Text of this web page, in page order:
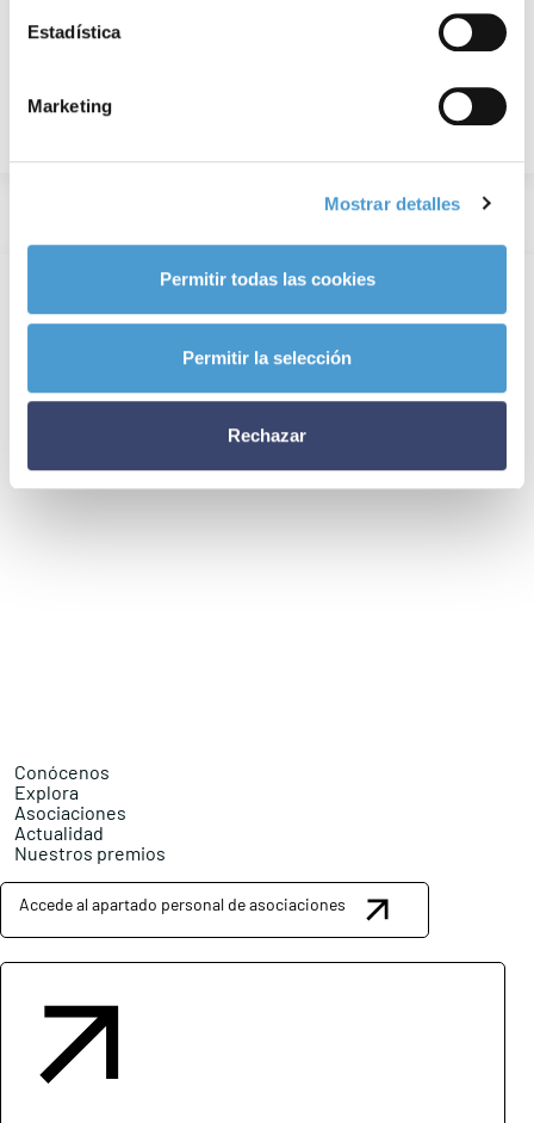
Estadística
Marketing
Mostrar detalles
Permitir todas las cookies
Permitir la selección
Rechazar
Conócenos
Explora
Asociaciones
Actualidad
Nuestros premios
Accede al apartado personal de asociaciones